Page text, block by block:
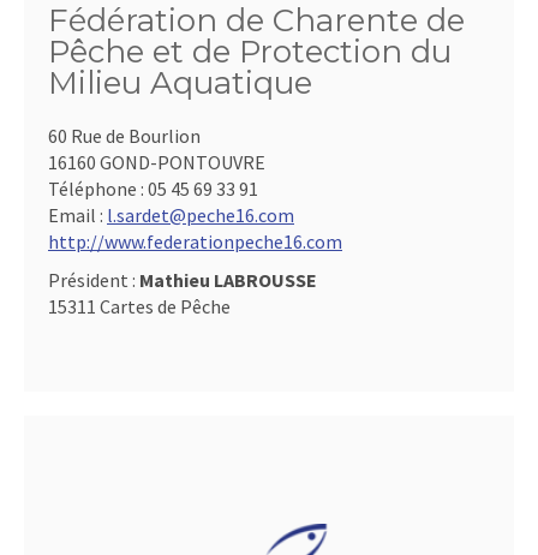
Fédération de Charente de
Pêche et de Protection du
Milieu Aquatique
60 Rue de Bourlion
16160 GOND-PONTOUVRE
Téléphone : 05 45 69 33 91
Email : l.sardet@peche16.com
http://www.federationpeche16.com
Président : Mathieu LABROUSSE
15311 Cartes de Pêche